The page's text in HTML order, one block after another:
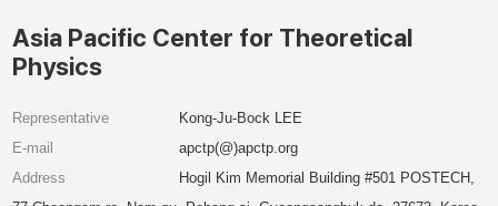
Asia Pacific Center for Theoretical
Physics
Representative
Kong-Ju-Bock LEE
E-mail
apctp(@)apctp.org
Address
Hogil Kim Memorial Building #501 POSTECH,